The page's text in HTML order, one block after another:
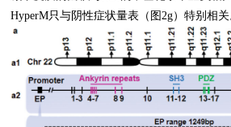
HyperM只与阴性症状量表（图2g）特别相关